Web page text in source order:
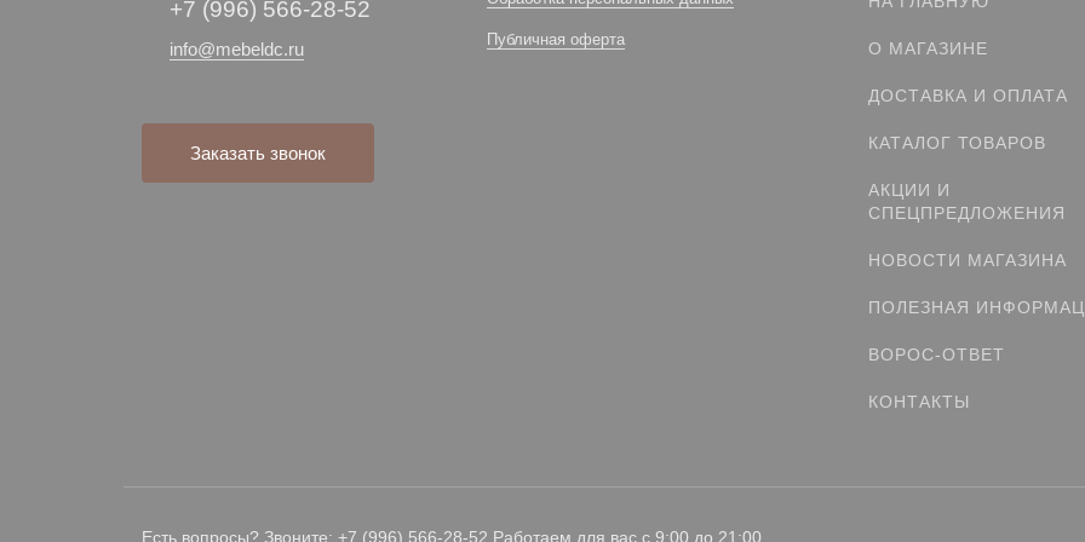
+7 (996) 566-28-52
info@mebeldc.ru
Заказать звонок
Публичная оферта О МАГАЗИНЕ
ДОСТАВКА И ОПЛАТА
КАТАЛОГ ТОВАРОВ
АКЦИИ И
СПЕЦПРЕДЛОЖЕНИЯ
НОВОСТИ МАГАЗИНА
ПОЛЕЗНАЯ
ВОРОС-ОТВЕТ
КОНТАКТЫ
Есть вопросы? Звоните: +7 (996) 566-28-52 Работаем для вас с 9:00 до 21:00